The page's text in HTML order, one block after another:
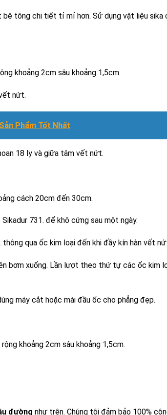
tông chi tiết tỉ mỉ hơn. Sử dụng vật liệu sika
khoảng 2cm sâu khoảng 1,5cm.
nứt.
Phẩm Tốt Nhất
18 ly và giữa tâm vết nứt.
cách 20cm đến 30cm.
731. để khô cứng sau một ngày.
qua ốc kim loại đến khi đầy kín hàn vết
bơm xuống. Lần lượt theo thứ tự các ốc kim
máy cắt hoặc mài đầu ốc cho phẳng đẹp.
khoảng 2cm sâu khoảng 1,5cm.
đường như trên. Chúng tôi đảm bảo 100%